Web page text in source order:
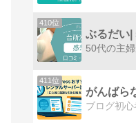
410位
411位
がんばら